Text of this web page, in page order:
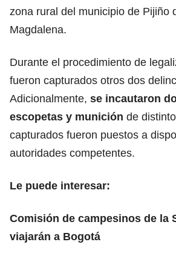
zona rural del municipio de Pijiño
Magdalena.
Durante el procedimiento de
fueron capturados otros dos
Adicionalmente, se incautaron
escopetas y munición de
capturados fueron puestos a
autoridades competentes.
Le puede interesar:
Comisión de campesinos de la
viajarán a Bogotá